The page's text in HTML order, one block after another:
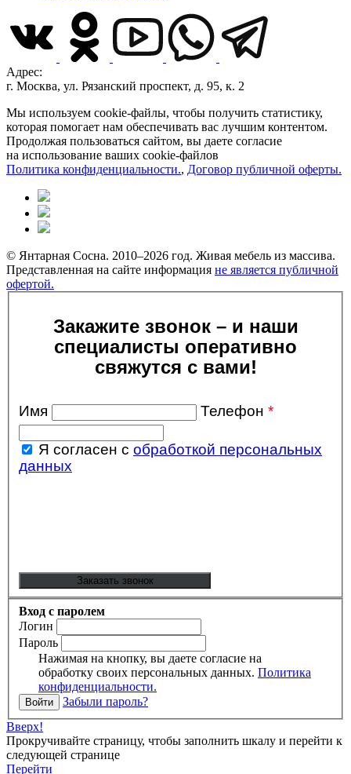
Адрес:
г. Москва, ул. Рязанский проспект, д. 95, к. 2
Мы используем cookie-файлы, чтобы получить статистику,
которая помогает нам обеспечивать вас лучшим контентом.
Продолжая пользоваться сайтом, вы даете согласие
на использование ваших cookie-файлов
Политика конфиденциальности., Договор публичной оферты.
© Янтарная Сосна. 2010–2026 год. Живая мебель из массива.
Представленная на сайте информация не является публичной
офертой.
Закажите звонок – и наши
специалисты оперативно
свяжутся с вами!
Имя Телефон *
Я согласен с обработкой персональных
данных
Вход с паролем
Логин
Пароль
Нажимая на кнопку, вы даете согласие на
обработку своих персональных данных. Политика
конфиденциальности.
Забыли пароль?
Вверх!
Прокручивайте страницу, чтобы заполнить шкалу и перейти к
следующей странице
Перейти